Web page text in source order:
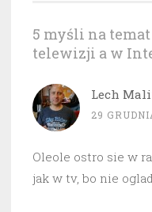
5 myśli na temat
telewizji a w
Lech
29
Oleole ostro sie w
jak w tv, bo nie